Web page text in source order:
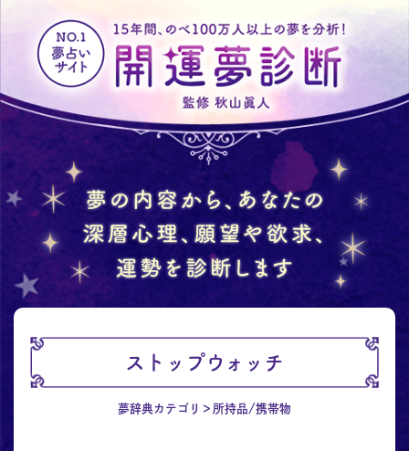
ストップウォッチ
夢辞典カテゴリ 所持品/携帯物